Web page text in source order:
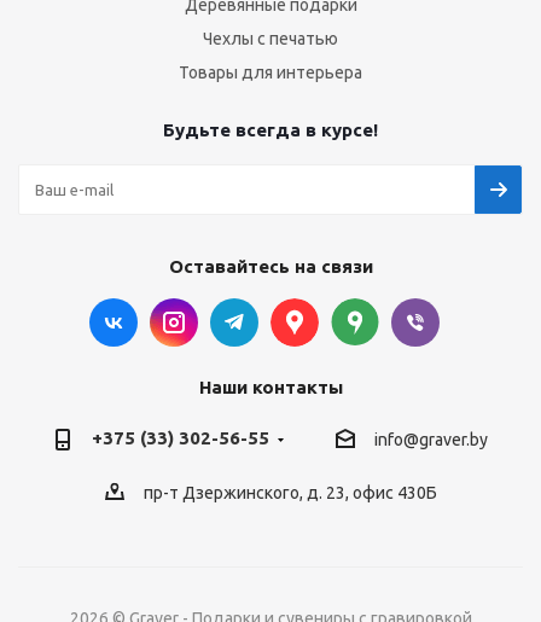
Деревянные подарки
Чехлы с печатью
Товары для интерьера
Будьте всегда в курсе!
Оставайтесь на связи
Наши контакты
+375 (33) 302-56-55 info@graver.by
пр-т Дзержинского, д. 23, офис 430Б